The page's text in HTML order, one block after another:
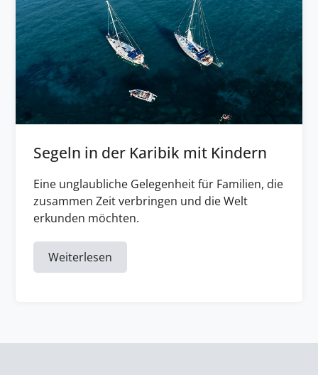
Segeln in der Karibik mit Kindern
Eine unglaubliche Gelegenheit für Familien, die
zusammen Zeit verbringen und die Welt
erkunden möchten.
Weiterlesen